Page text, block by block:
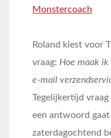
Roland kiest voor
vraag: Hoe maak
e-mail
Tegelijkertijd
een antwoord
zaterdagochtend